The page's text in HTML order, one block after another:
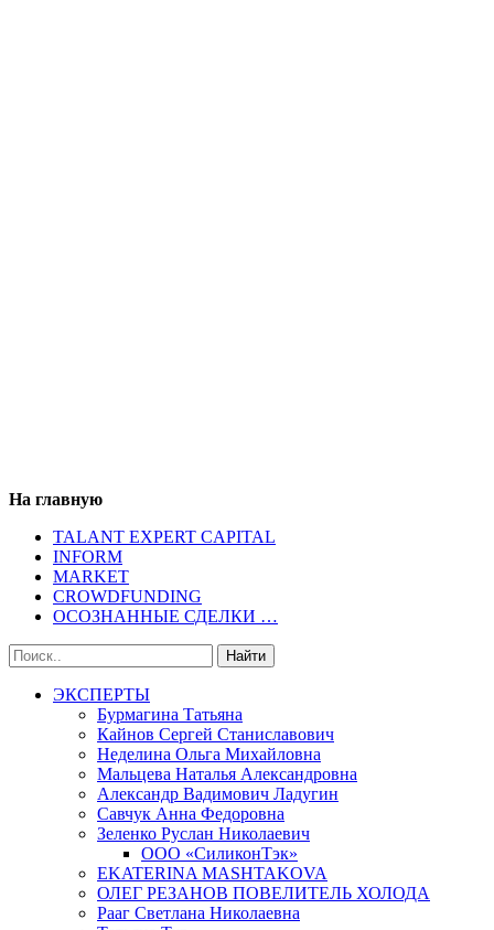
На главную
TALANT EXPERT CAPITAL
INFORM
MARKET
CROWDFUNDING
ОСОЗНАННЫЕ СДЕЛКИ …
ЭКСПЕРТЫ
Бурмагина Татьяна
Кайнов Сергей Станиславович
Неделина Ольга Михайловна
Мальцева Наталья Александровна
Александр Вадимович Ладугин
Савчук Анна Федоровна
Зеленко Руслан Николаевич
ООО «СиликонТэк»
EKATERINA MASHTAKOVA
ОЛЕГ РЕЗАНОВ ПОВЕЛИТЕЛЬ ХОЛОДА
Рааг Светлана Николаевна